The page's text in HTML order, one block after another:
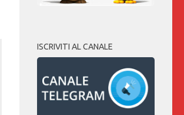
ISCRIVITI AL CANALE